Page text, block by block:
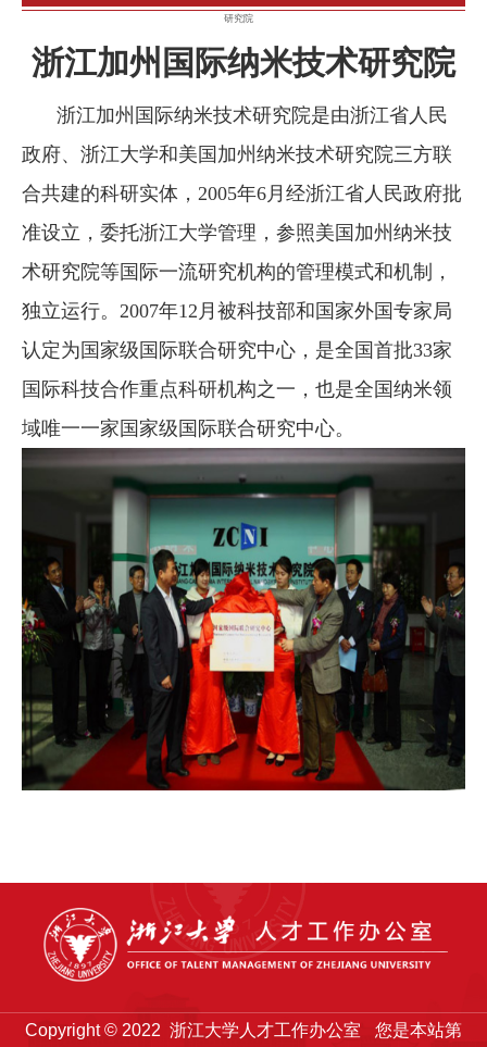
研究院
浙江加州国际纳米技术研究院
浙江加州国际纳米技术研究院是由浙江省人民
政府、浙江大学和美国加州纳米技术研究院三方联
合共建的科研实体， 2005年6月经浙江省人民政府批
准设立，委托浙江大学管理，参照美国加州纳米技
术研究院等国际一流研究机构的管理模式和机制，
独立运行。2007年12月被科技部和国家外国专家局
认定为国家级国际联合研究中心，是全国首批33家
国际科技合作重点科研机构之一，也是全国纳米领
域唯一一家国家级国际联合研究中心。
Copyright © 2022 浙江大学人才工作办公室 您是本站第